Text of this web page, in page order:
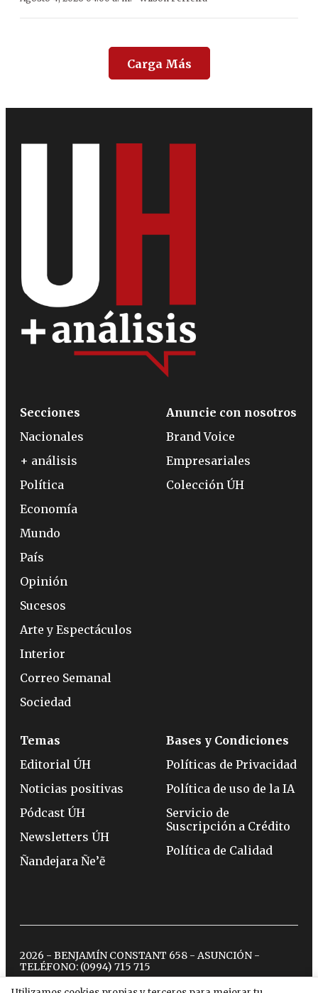
Carga Más
Secciones
Nacionales
+ análisis
Política
Economía
Mundo
País
Opinión
Sucesos
Arte y Espectáculos
Interior
Correo Semanal
Sociedad
Anuncie con nosotros
Brand Voice
Empresariales
Colección ÚH
Temas
Editorial ÚH
Noticias positivas
Pódcast ÚH
Newsletters ÚH
Ñandejara Ñe’ẽ
Bases y Condiciones
Políticas de Privacidad
Política de uso de la IA
Servicio de
Suscripción a Crédito
Política de Calidad
2026 - BENJAMÍN CONSTANT 658 - ASUNCIÓN -
TELÉFONO: (0994) 715 715